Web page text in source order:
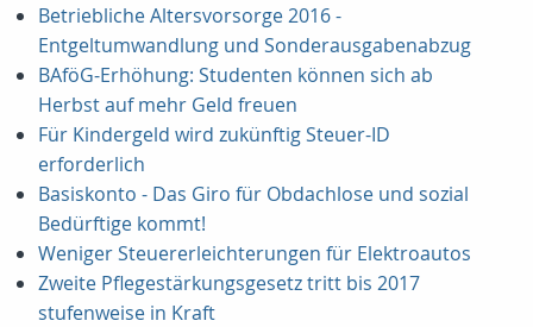
Betriebliche Altersvorsorge 2016 -
Entgeltumwandlung und Sonderausgabenabzug
BAföG-Erhöhung: Studenten können sich ab
Herbst auf mehr Geld freuen
Für Kindergeld wird zukünftig Steuer-ID
erforderlich
Basiskonto - Das Giro für Obdachlose und sozial
Bedürftige kommt!
Weniger Steuererleichterungen für Elektroautos
Zweite Pflegestärkungsgesetz tritt bis 2017
stufenweise in Kraft